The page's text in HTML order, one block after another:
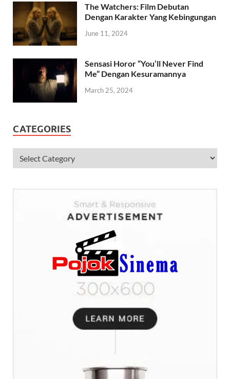
The Watchers: Film Debutan
Dengan Karakter Yang Kebingungan
June 11, 2024
Sensasi Horor “You’ll Never Find
Me” Dengan Kesuramannya
March 25, 2024
CATEGORIES